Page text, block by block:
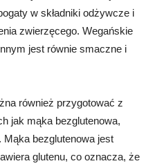
w składniki odżywcze i
zwierzęcego. Wegańskie
jest równie smaczne i
również przygotować z
jak mąka bezglutenowa,
bezglutenowa jest
glutenu, co oznacza, że